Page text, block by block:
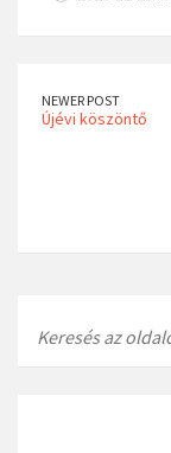
NEWER POST
Újévi köszöntő